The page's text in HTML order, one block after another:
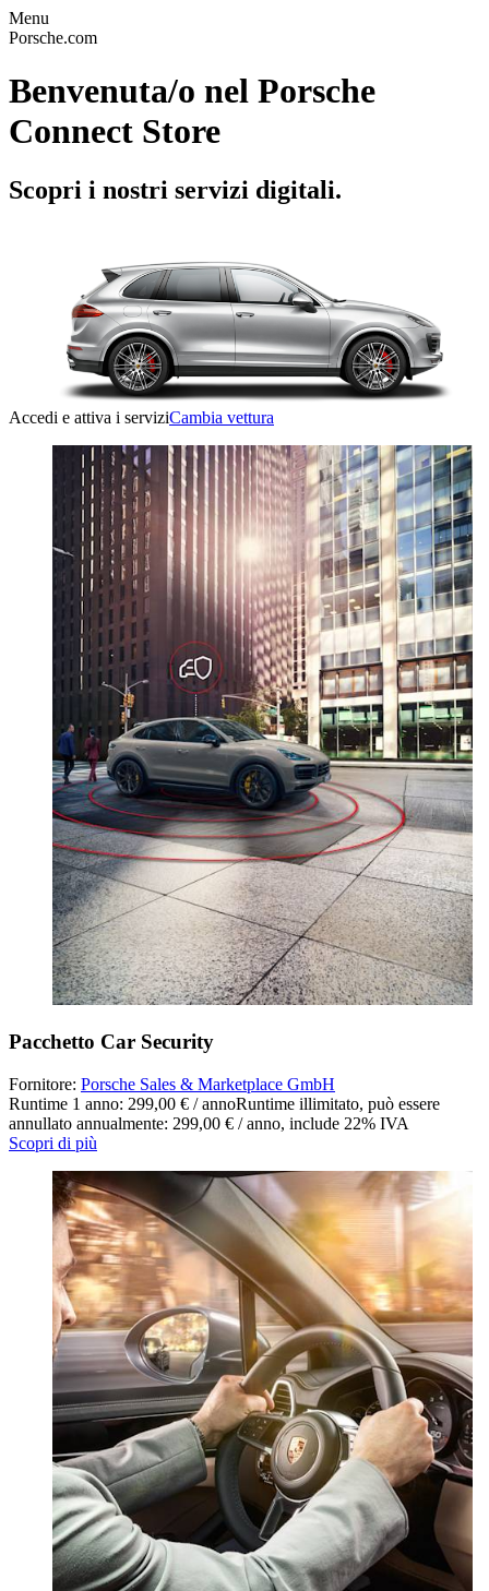
Menu
Porsche.com
Benvenuta/o nel Porsche
Connect Store
Scopri i nostri servizi digitali.
Accedi e attiva i serviziCambia vettura
Pacchetto Car Security
Fornitore: Porsche Sales & Marketplace GmbH
Runtime 1 anno: 299,00 € / annoRuntime illimitato, può essere
annullato annualmente: 299,00 € / anno, include 22% IVA
Scopri di più